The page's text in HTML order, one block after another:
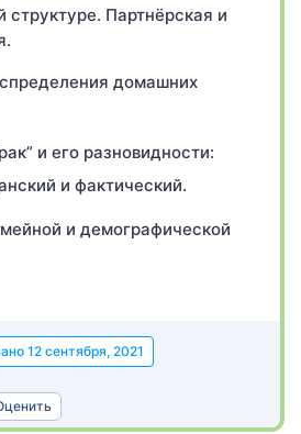
структуре. Партнёрская и
домашних
и его разновидности:
и фактический.
и демографической
12 сентября, 2021